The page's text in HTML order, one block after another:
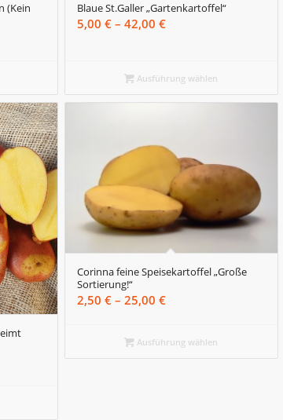
(Kein
Blaue St.Galler „Gartenkartoffel“
5,00 € – 42,00 €Preisspanne:
42,00 €
Ausführung wählen
Corinna feine Speisekartoffel „Große
Sortierung!“
2,50 € – 25,00 €Preisspanne:
25,00 €
Ausführung wählen